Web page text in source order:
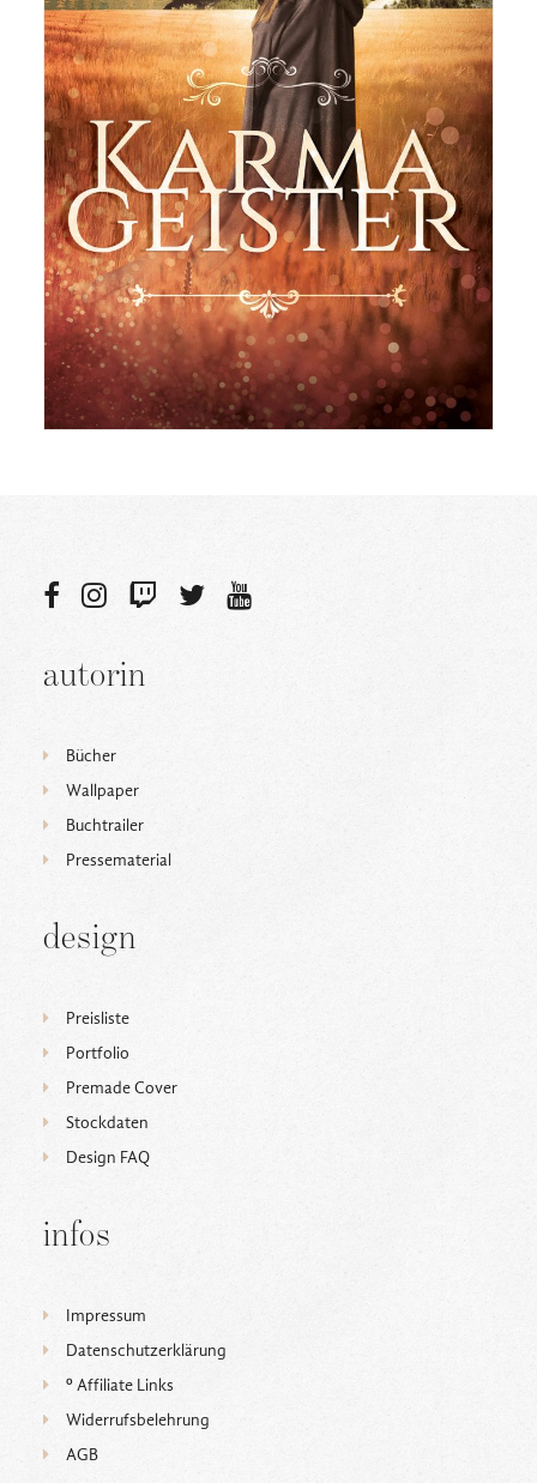
autorin
Bücher
Wallpaper
Buchtrailer
Pressematerial
design
Preisliste
Portfolio
Premade Cover
Stockdaten
Design FAQ
infos
Impressum
Datenschutzerklärung
ᵒ Affiliate Links
Widerrufsbelehrung
AGB